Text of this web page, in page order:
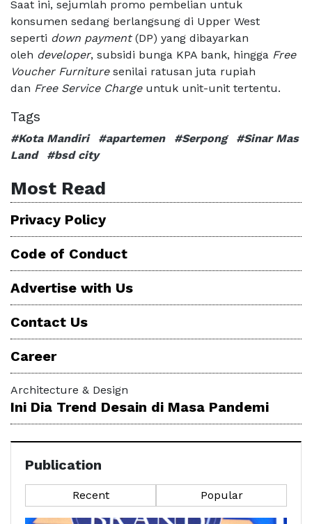
Saat ini, sejumlah promo pembelian untuk
konsumen sedang berlangsung di Upper West
seperti down payment(DP) yang dibayarkan
oleh developer, subsidi bunga KPA bank, hingga Free
Voucher Furnituresenilai ratusan juta rupiah
dan Free Service Chargeuntuk unit-unit tertentu.
Tags
#Kota Mandiri #apartemen #Serpong
#Sinar Mas
Land
#bsd city
Most Read
Privacy Policy
Code of Conduct
Advertise with Us
Contact Us
Career
Architecture & Design
Ini Dia Trend Desain di Masa Pandemi
Publication
Recent Popular